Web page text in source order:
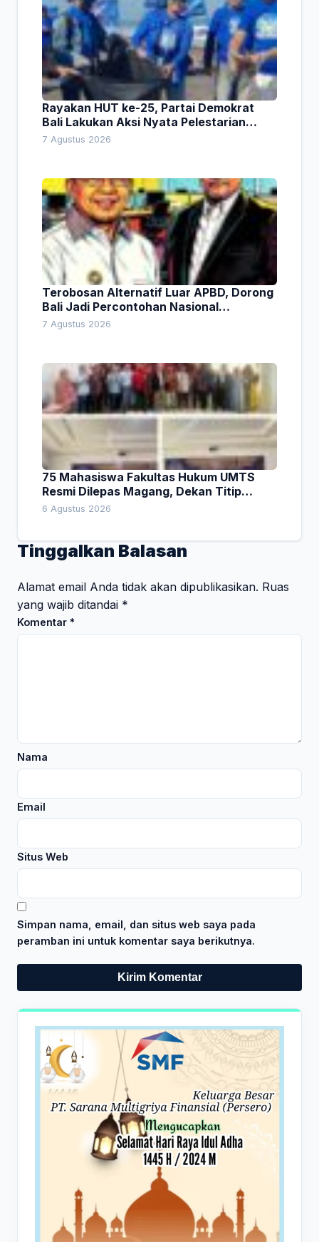
Rayakan HUT ke-25, Partai Demokrat
Bali Lakukan Aksi Nyata Pelestarian
Lingkungan
7 Agustus 2026
Terobosan Alternatif Luar APBD, Dorong
Bali Jadi Percontohan Nasional
Pembiayaan Daerah
7 Agustus 2026
75 Mahasiswa Fakultas Hukum UMTS
Resmi Dilepas Magang, Dekan Titip
Empat Pesan Penting
6 Agustus 2026
Tinggalkan Balasan
Alamat email Anda tidak akan dipublikasikan. Ruas
yang wajib ditandai *
Komentar *
Nama
Email
Situs Web
Simpan nama, email, dan situs web saya pada
peramban ini untuk komentar saya berikutnya.